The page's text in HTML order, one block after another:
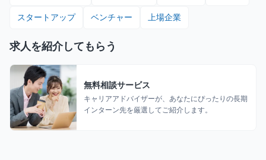
スタートアップ ベンチャー 上場企業
求人を紹介してもらう
無料相談サービス
キャリアアドバイザーが、あなたにぴったりの長期
インターン先を厳選してご紹介します。